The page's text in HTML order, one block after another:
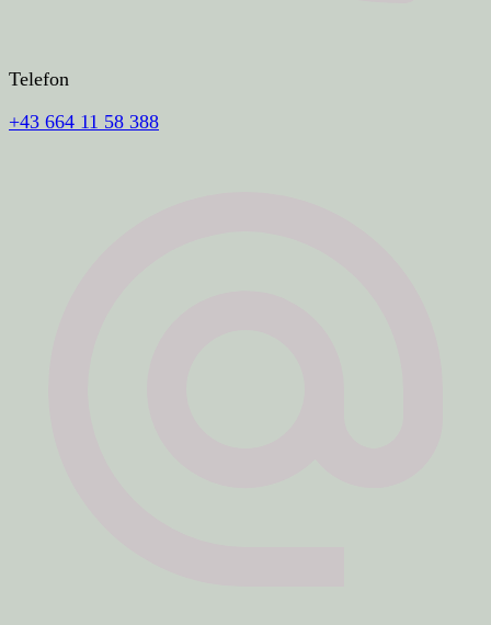
Telefon
+43 664 11 58 388